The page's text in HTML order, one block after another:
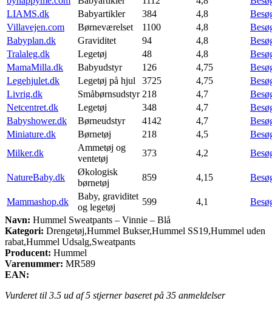
LIAMS.dk
Babyartikler 384 4,8
Villavejen.com
Børneværelset 1100 4,8
Babyplan.dk
Graviditet 94 4,8
Tralaleg.dk
Legetøj 48 4,8
MamaMilla.dk
Babyudstyr 126 4,75
Legehjulet.dk
Legetøj på hjul 3725 4,75
Livrig.dk
Småbørnsudstyr 218 4,7
Netcentret.dk
Legetøj 348 4,7
Babyshower.dk
Børneudstyr 4142 4,7
Miniature.dk
Børnetøj 218 4,5
Milker.dk
Ammetøj og
ventetøj
373 4,2
NatureBaby.dk
Økologisk
børnetøj
859 4,15
Mammashop.dk
Baby, graviditet
og legetøj
599 4,1
Navn: Hummel Sweatpants – Vinnie – Blå
Kategori: Drengetøj,Hummel Bukser,Hummel SS19,Hummel uden
rabat,Hummel Udsalg,Sweatpants
Producent: Hummel
Varenummer: MR589
EAN:
Vurderet til 3.5 ud af 5 stjerner baseret på 35 anmeldelser